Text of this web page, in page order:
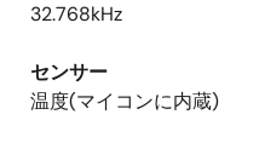
32.768kHz
センサー
温度(マイコンに内蔵)